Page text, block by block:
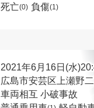
死亡(0) 負傷(1)
2021年6月16日(水
広島市安芸区上瀬野
車両相互 小破事故